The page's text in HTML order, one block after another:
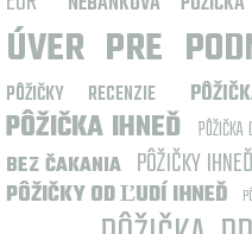
ÚVER PRE
PÔŽIČKY RECENZIE
PÔŽIČKA IHNEĎ
BEZ ČAKANIA PÔŽIČKY IHNEĎ
PÔŽIČKY OD ĽUDÍ IHNEĎ